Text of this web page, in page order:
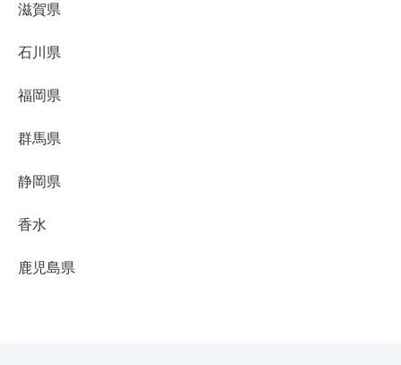
滋賀県
石川県
福岡県
群馬県
静岡県
香水
鹿児島県